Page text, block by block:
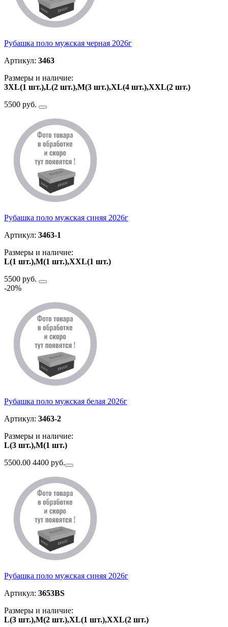
Рубашка поло мужская черная 2026г
Артикул: 3463
Размеры и наличие:
3XL(1 шт.),L(2 шт.),M(3 шт.),XL(4 шт.),ХXL(2 шт.)
5500 руб.
Рубашка поло мужская синяя 2026г
Артикул: 3463-1
Размеры и наличие:
L(1 шт.),M(1 шт.),ХXL(1 шт.)
5500 руб.
-20%
Рубашка поло мужская белая 2026г
Артикул: 3463-2
Размеры и наличие:
L(3 шт.),M(1 шт.)
5500.00 4400 руб.
Рубашка поло мужская синяя 2026г
Артикул: 3653BS
Размеры и наличие:
L(3 шт.),M(2 шт.),XL(1 шт.),ХXL(2 шт.)